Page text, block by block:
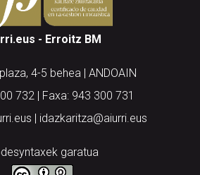
- Erroitz BM
4-5 behea | ANDOAIN
732 | Faxa: 943 300 731
| idazkaritza@aiurri.eus
garatua